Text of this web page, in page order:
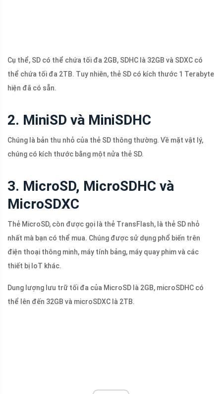
Cụ thể, SD có thể chứa tối đa 2GB, SDHC là 32GB và SDXC có
thể chứa tối đa 2TB. Tuy nhiên, thẻ SD có kích thước 1 Terabyte
hiện đã có sẵn.
2. MiniSD và MiniSDHC
Chúng là bản thu nhỏ của thẻ SD thông thường. Về mặt vật lý,
chúng có kích thước bằng một nửa thẻ SD.
3. MicroSD, MicroSDHC và
MicroSDXC
Thẻ MicroSD, còn được gọi là thẻ TransFlash, là thẻ SD nhỏ
nhất mà bạn có thể mua. Chúng được sử dụng phổ biến trên
điện thoại thông minh, máy tính bảng, máy quay phim và các
thiết bị IoT khác.
Dung lượng lưu trữ tối đa của MicroSD là 2GB, microSDHC có
thể lên đến 32GB và microSDXC là 2TB.